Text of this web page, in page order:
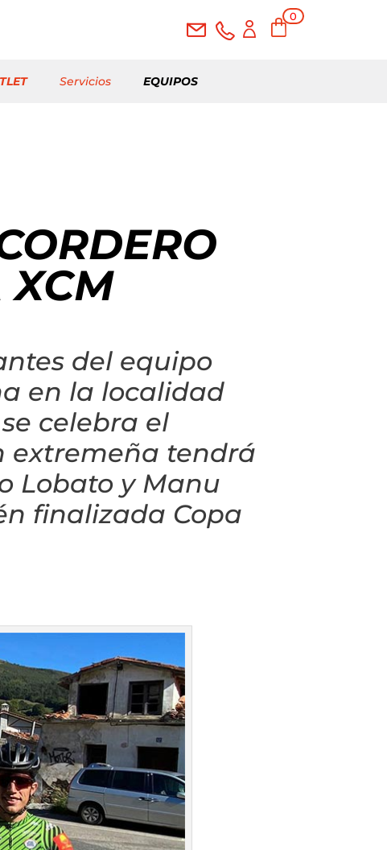
0
elementos
Servicios EQUIPOS
XCM
del equipo
en la localidad
celebra el
extremeña tendrá
Lobato y Manu
finalizada Copa